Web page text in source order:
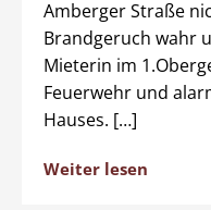
Amberger Straße
Brandgeruch wahr
Mieterin im
Feuerwehr und
Hauses. […]
Weiter lesen